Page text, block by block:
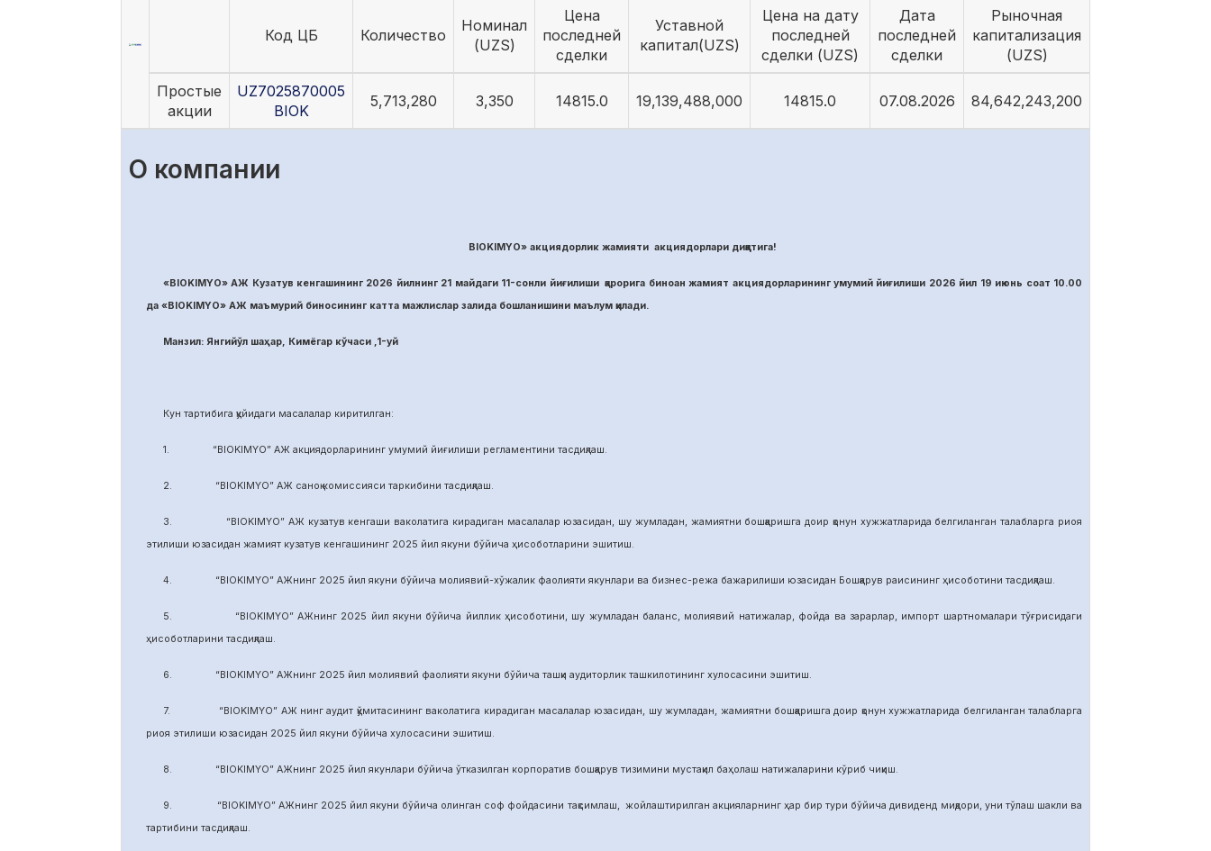
Код ЦБ Количество
Номинал
(UZS)
Цена
последней
сделки
Уставной
капитал(UZS)
Цена на дату
последней
сделки (UZS)
Дата
последней
сделки
Рыночная
капитализация
(UZS)
Простые
акции
UZ7025870005
BIOK
5,713,280 3,350 14815.0 19,139,488,000 14815.0 07.08.2026 84,642,243,200
О компании
BIOKIMYO» акциядорлик жамияти акциядорлари диққатига!
«BIOKIMYO» АЖ Кузатув кенгашининг 2026 йилнинг 21 майдаги 11-сонли йиғилиши қарорига биноан жамият акциядорларининг умумий йиғилиши 2026 йил 19 июнь соат 10.00
да «BIOKIMYO» АЖ маъмурий биносининг катта мажлислар залида бошланишини маълум қилади.
Манзил: Янгийўл шаҳар, Кимёгар кўчаси ,1-уй
Кун тартибига қуйидаги масалалар киритилган:
1. “BIOKIMYO” АЖ акциядорларининг умумий йиғилиши регламентини тасдиқлаш.
2. “BIOKIMYO” АЖ саноқ комиссияси таркибини тасдиқлаш.
3. “BIOKIMYO” АЖ кузатув кенгаши ваколатига кирадиган масалалар юзасидан, шу жумладан, жамиятни бошқаришга доир қонун хужжатларида белгиланган талабларга риоя
этилиши юзасидан жамият кузатув кенгашининг 2025 йил якуни бўйича ҳисоботларини эшитиш.
4. “BIOKIMYO” АЖнинг 2025 йил якуни бўйича молиявий-хўжалик фаолияти якунлари ва бизнес-режа бажарилиши юзасидан Бошқарув раисининг ҳисоботини тасдиқлаш.
5. “BIOKIMYO” АЖнинг 2025 йил якуни бўйича йиллик ҳисоботини, шу жумладан баланс, молиявий натижалар, фойда ва зарарлар, импорт шартномалари тўғрисидаги
ҳисоботларини тасдиқлаш.
6. “BIOKIMYO” АЖнинг 2025 йил молиявий фаолияти якуни бўйича ташқи аудиторлик ташкилотининг хулосасини эшитиш.
7. “BIOKIMYO” АЖ нинг аудит қўмитасининг ваколатига кирадиган масалалар юзасидан, шу жумладан, жамиятни бошқаришга доир қонун хужжатларида белгиланган талабларга
риоя этилиши юзасидан 2025 йил якуни бўйича хулосасини эшитиш.
8. “BIOKIMYO” АЖнинг 2025 йил якунлари бўйича ўтказилган корпоратив бошқарув тизимини мустақил баҳолаш натижаларини кўриб чиқиш.
9. “BIOKIMYO” АЖнинг 2025 йил якуни бўйича олинган соф фойдасини тақсимлаш, жойлаштирилган акцияларнинг ҳар бир тури бўйича дивиденд миқдори, уни тўлаш шакли ва
тартибини тасдиқлаш.